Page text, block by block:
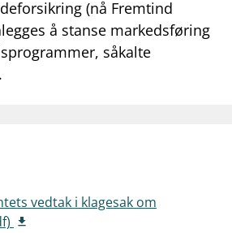
investorer
(nå Fremtind
å stanse markedsføring
såkalte
vedtak i klagesak om